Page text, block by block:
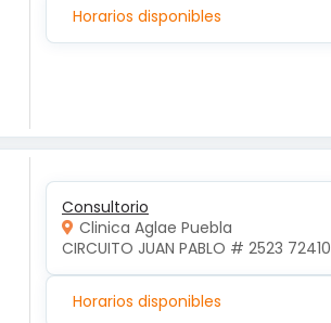
Horarios disponibles
Consultorio
Clinica Aglae Puebla
CIRCUITO JUAN PABLO # 2523 72410
Horarios disponibles